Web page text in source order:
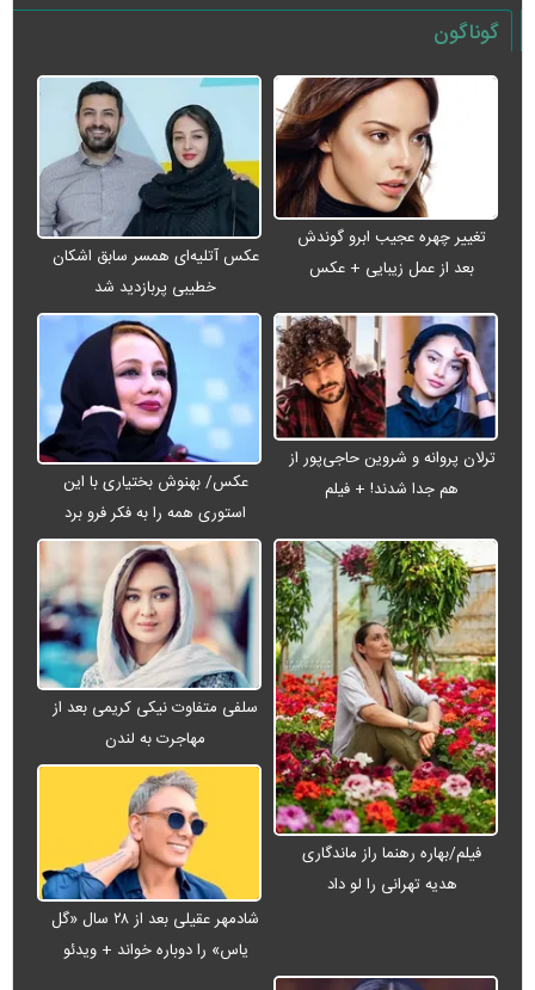
گوناگون
تغییر چهره عجیب ابرو گوندش
بعد از عمل زیبایی + عکس
عکس آتلیه‌ای همسر سابق اشکان
خطیبی پربازدید شد
ترلان پروانه و شروین حاجی‌پور از
هم جدا شدند! + فیلم
عکس/ بهنوش بختیاری با این
استوری همه را به فکر فرو برد
فیلم/بهاره رهنما راز ماندگاری
هدیه تهرانی را لو داد
سلفی متفاوت نیکی کریمی بعد از
مهاجرت به لندن
شادمهر عقیلی بعد از ۲۸ سال «گل
یاس» را دوباره خواند + ویدئو